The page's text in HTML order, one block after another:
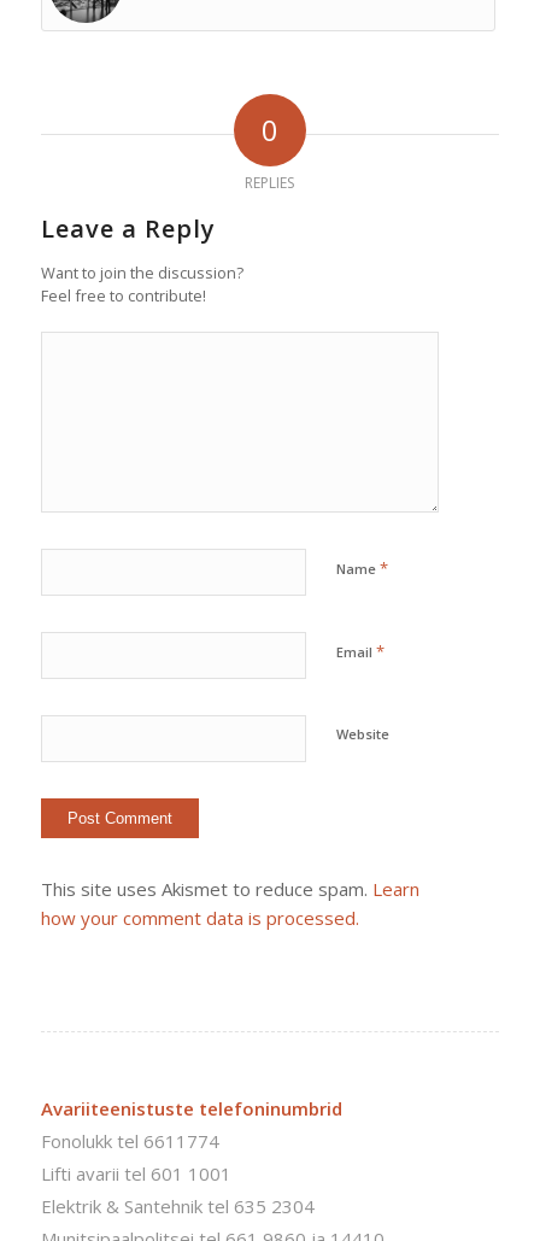
0
REPLIES
Leave a Reply
Want to join the discussion?
Feel free to contribute!
Name *
Email *
Website
This site uses Akismet to reduce spam. Learn
how your comment data is processed.
Avariiteenistuste telefoninumbrid
Fonolukk tel 6611774
Lifti avarii tel 601 1001
Elektrik & Santehnik tel 635 2304